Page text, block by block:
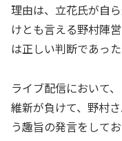
理由は、立花氏が自
けとも言える野村陣
は正しい判断であった
ライブ配信において
維新が負けて、野村
う趣旨の発言をして